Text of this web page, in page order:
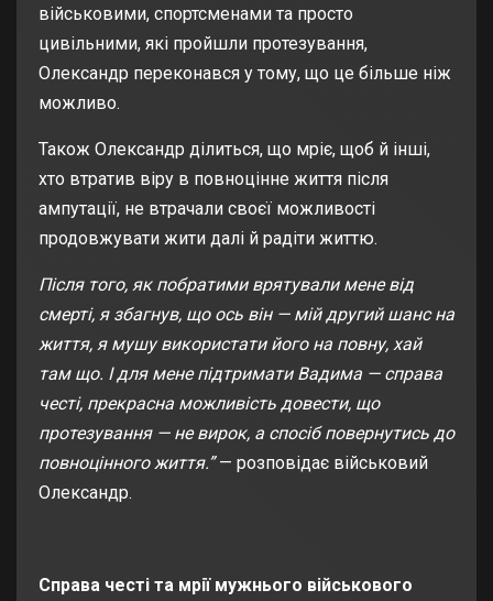
військовими, спортсменами та просто
цивільними, які пройшли протезування,
Олександр переконався у тому, що це більше ніж
можливо.
Також Олександр ділиться, що мріє, щоб й інші,
хто втратив віру в повноцінне життя після
ампутації, не втрачали своєї можливості
продовжувати жити далі й радіти життю.
Після того, як побратими врятували мене від
смерті, я збагнув, що ось він — мій другий шанс на
життя, я мушу використати його на повну, хай
там що. І для мене підтримати Вадима — справа
честі, прекрасна можливість довести, що
протезування — не вирок, а спосіб повернутись до
повноцінного життя.”— розповідає військовий
Олександр.
Справа честі та мрії мужнього військового